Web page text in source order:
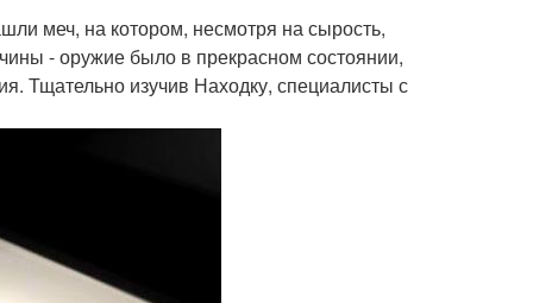
меч, на котором, несмотря на сырость,
- оружие было в прекрасном состоянии,
Тщательно изучив Находку, специалисты с